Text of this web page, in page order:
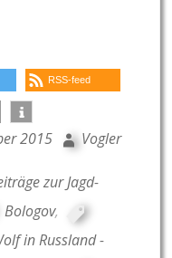
RSS-feed
2015 Vogler
zur Jagd-
Bologov,
in Russland -